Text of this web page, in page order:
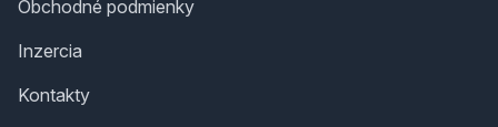
Obchodné podmienky
Inzercia
Kontakty